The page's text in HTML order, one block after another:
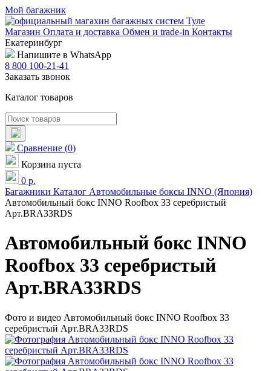
Мой багажник
Магазин Оплата и доставка Обмен и trade-in Контакты
Екатеринбург
Напишите в WhatsApp
8 800 100-21-41
Заказать звонок
Каталог товаров
Сравнение (0)
Корзина пуста
0 р.
Багажники Каталог Автомобильные боксы INNO (Япония)
Автомобильный бокс INNO Roofbox 33 серебристый
Арт.BRA33RDS
Автомобильный бокс INNO
Roofbox 33 серебристый
Арт.BRA33RDS
Фото и видео Автомобильный бокс INNO Roofbox 33
серебристый Арт.BRA33RDS